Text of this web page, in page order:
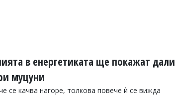
в енергетиката ще покажат дали
муцуни
се качва нагоре, толкова повече ѝ се вижда